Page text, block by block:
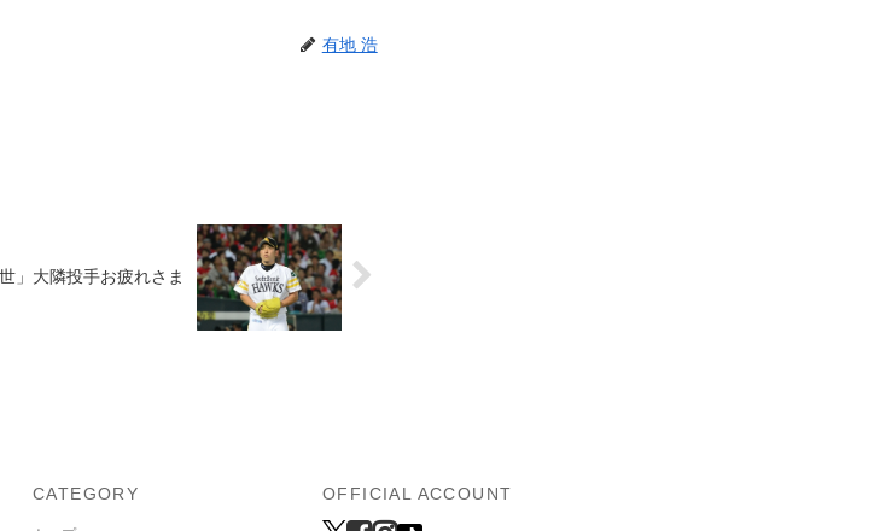
有地 浩
」大隣投手お疲れさま
CATEGORY OFFICIAL ACCOUNT